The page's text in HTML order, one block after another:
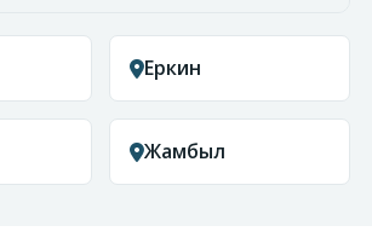
Еркин
Жамбыл